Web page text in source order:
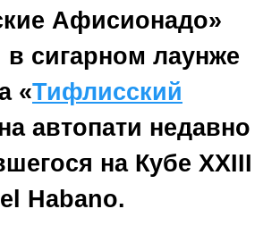
Афисионадо»
в сигарном лаунже
«Тифлисский
автопати недавно
на Кубе XXIII
Habano.